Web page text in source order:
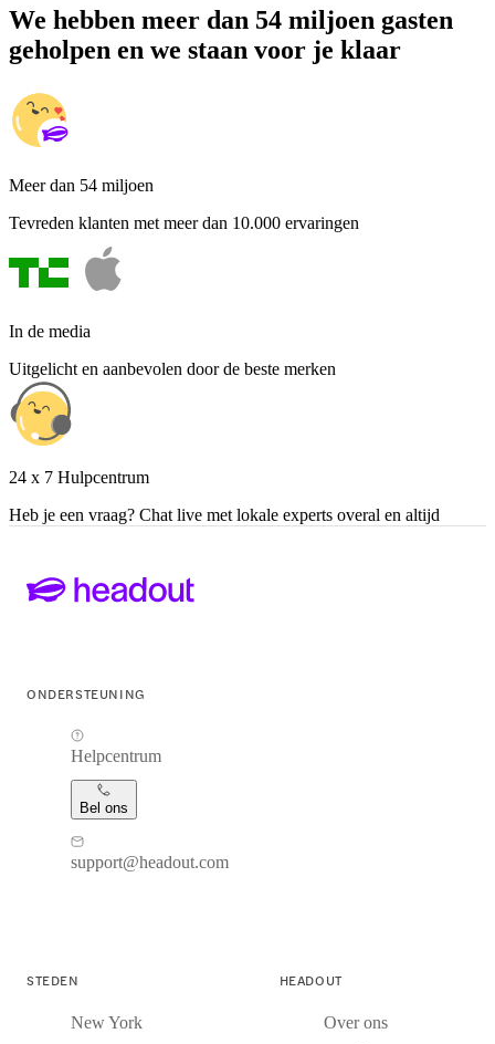
We hebben meer dan 54 miljoen gasten
geholpen en we staan voor je klaar
Meer dan 54 miljoen
Tevreden klanten met meer dan 10.000 ervaringen
In de media
Uitgelicht en aanbevolen door de beste merken
24 x 7 Hulpcentrum
Heb je een vraag? Chat live met lokale experts overal en altijd
ONDERSTEUNING
Helpcentrum
Bel ons
support@headout.com
STEDEN
New York
HEADOUT
Over ons